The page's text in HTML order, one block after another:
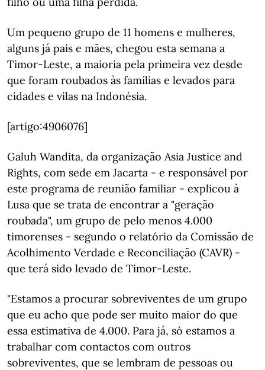
Um pequeno grupo de 11 homens e mulheres,
alguns já pais e mães, chegou esta semana a
Timor-Leste, a maioria pela primeira vez desde
que foram roubados às famílias e levados para
cidades e vilas na Indonésia.
[artigo:4906076]
Galuh Wandita, da organização Asia Justice and
Rights, com sede em Jacarta - e responsável por
este programa de reunião familiar - explicou à
Lusa que se trata de encontrar a "geração
roubada", um grupo de pelo menos 4.000
timorenses - segundo o relatório da Comissão de
Acolhimento Verdade e Reconciliação (CAVR) -
que terá sido levado de Timor-Leste.
"Estamos a procurar sobreviventes de um grupo
que eu acho que pode ser muito maior do que
essa estimativa de 4.000. Para já, só estamos a
trabalhar com contactos com outros
sobreviventes, que se lembram de pessoas ou